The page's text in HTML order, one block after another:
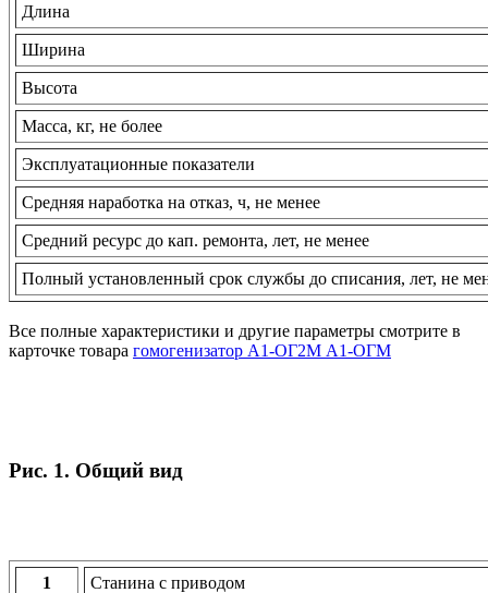
Длина
Ширина
Высота
Масса, кг, не более
Эксплуатационные показатели
Средняя наработка на отказ, ч, не менее
Средний ресурс до кап. ремонта, лет, не менее
Полный установленный срок службы до списания, лет, не
Все полные характеристики и другие параметры смотрите в
карточке товара гомогенизатор А1-ОГ2М А1-ОГМ
Рис. 1. Общий вид
1 Станина с приводом